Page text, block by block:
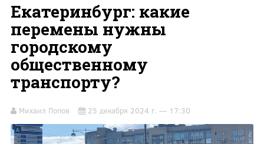
Екатеринбург: какие
перемены нужны
городскому
общественному
транспорту?
Михаил Попов 25 декабря 2024 г. — 17:30